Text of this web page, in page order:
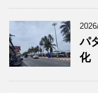
パ
化